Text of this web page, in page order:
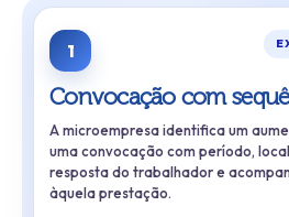
1
Convocação com
A microempresa identifica um
uma convocação com período,
resposta do trabalhador e
àquela prestação.